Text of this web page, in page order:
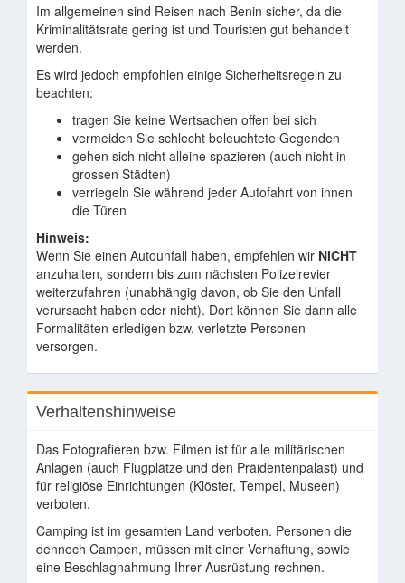
Im allgemeinen sind Reisen nach Benin sicher, da die
Kriminalitätsrate gering ist und Touristen gut behandelt
werden.
Es wird jedoch empfohlen einige Sicherheitsregeln zu
beachten:
tragen Sie keine Wertsachen offen bei sich
vermeiden Sie schlecht beleuchtete Gegenden
gehen sich nicht alleine spazieren (auch nicht in
grossen Städten)
verriegeln Sie während jeder Autofahrt von innen
die Türen
Hinweis:
Wenn Sie einen Autounfall haben, empfehlen wir NICHT
anzuhalten, sondern bis zum nächsten Polizeirevier
weiterzufahren (unabhängig davon, ob Sie den Unfall
verursacht haben oder nicht). Dort können Sie dann alle
Formalitäten erledigen bzw. verletzte Personen
versorgen.
Verhaltenshinweise
Das Fotografieren bzw. Filmen ist für alle militärischen
Anlagen (auch Flugplätze und den Präidentenpalast) und
für religiöse Einrichtungen (Klöster, Tempel, Museen)
verboten.
Camping ist im gesamten Land verboten. Personen die
dennoch Campen, müssen mit einer Verhaftung, sowie
eine Beschlagnahmung Ihrer Ausrüstung rechnen.